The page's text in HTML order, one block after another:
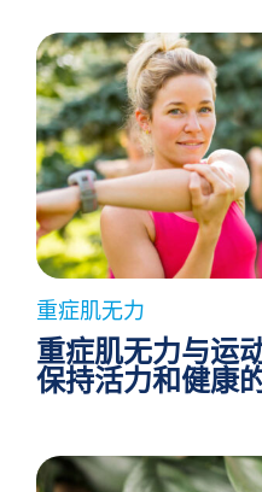
重症肌无力
重症肌无力与运动
保持活力和健康